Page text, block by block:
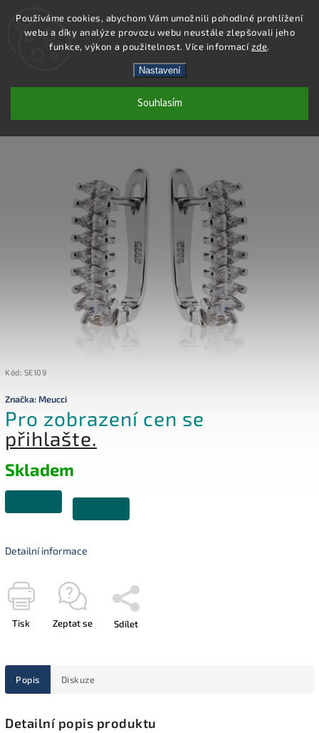
Používáme cookies, abychom Vám umožnili pohodlné prohlížení
webu a díky analýze provozu webu neustále zlepšovali jeho
funkce, výkon a použitelnost. Více informacízde.
Nastavení
Souhlasím
Hledat
SE109 - NÁUŠNICE AG 925/1000
Kód: SE109
Značka:Meucci
Pro zobrazení cen se
přihlašte.
Skladem
Detailní informace
Tisk Zeptat se Sdílet
Popis Diskuze
Detailní popis produktu